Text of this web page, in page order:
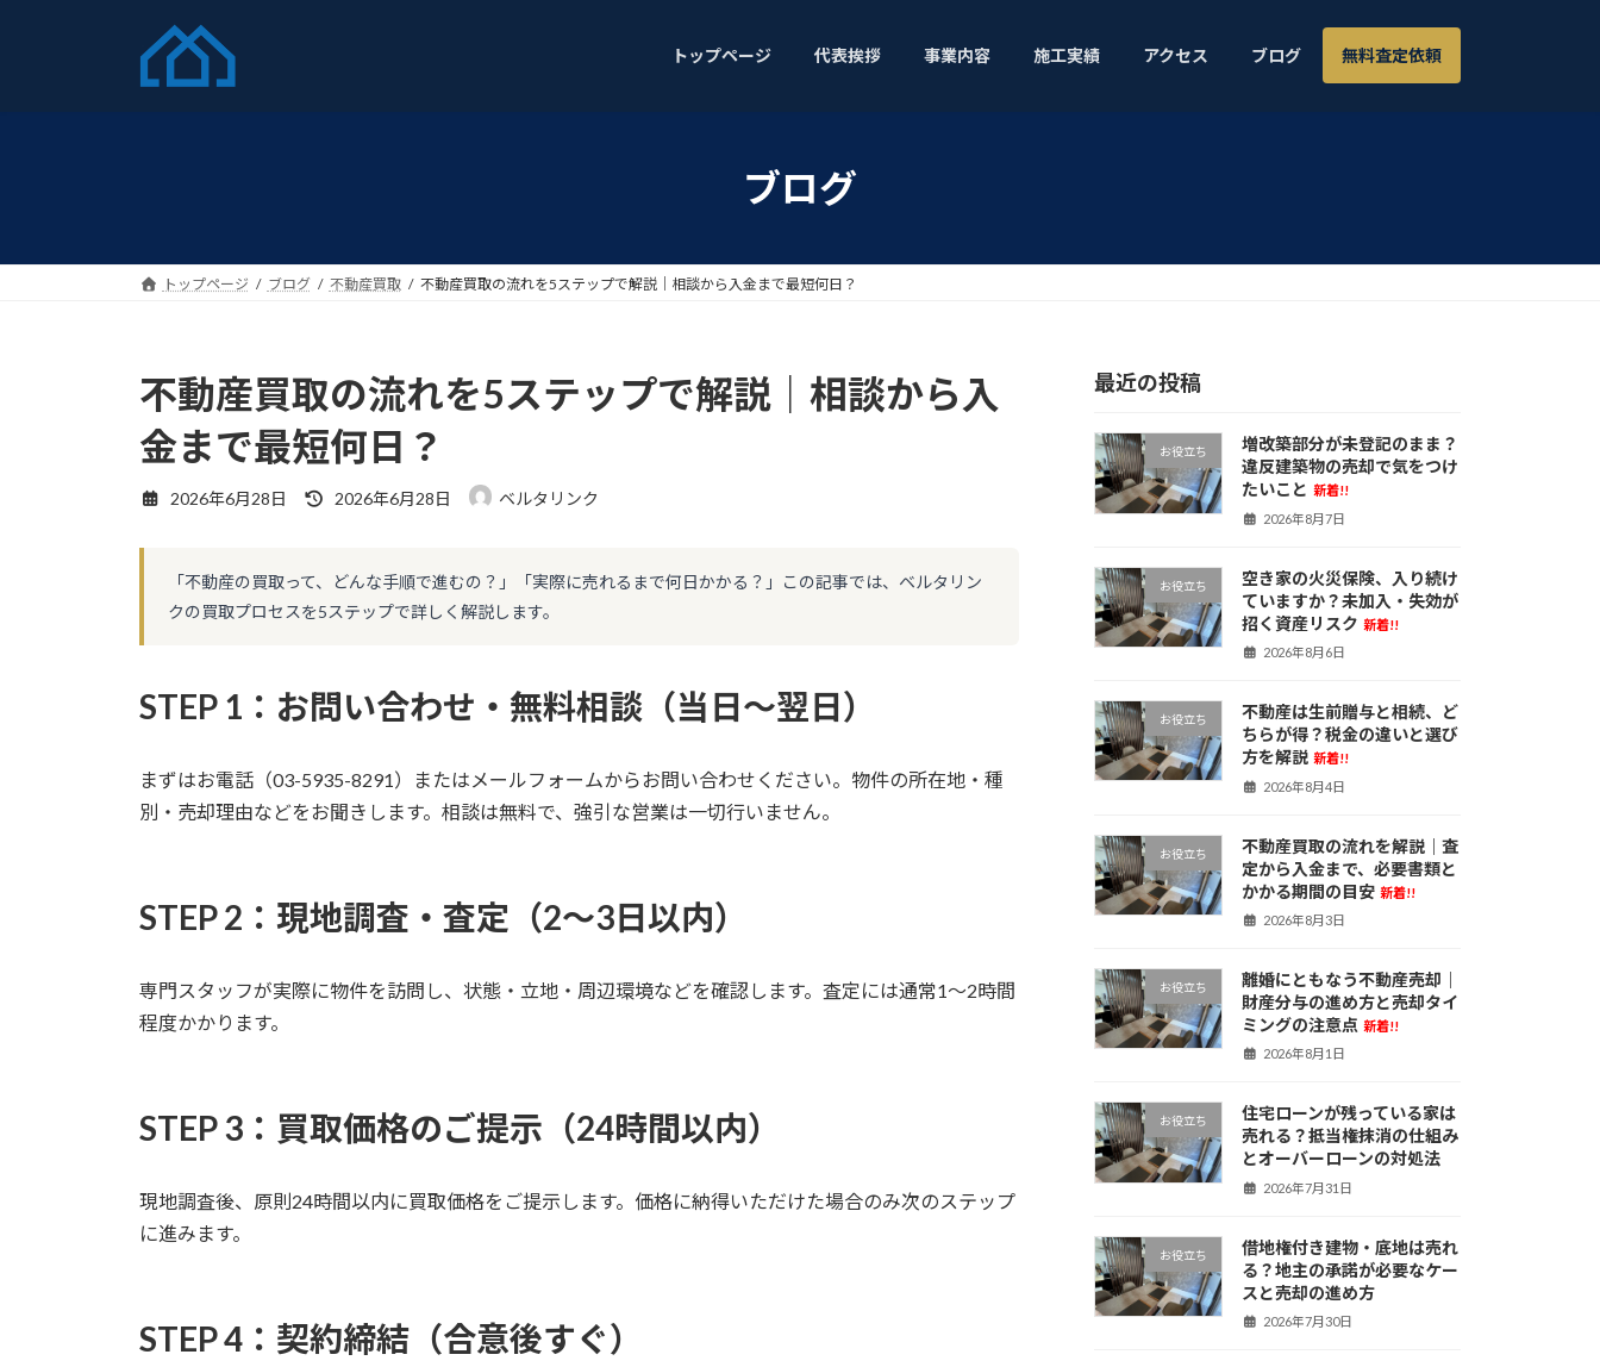
プ
動
トップページ 代表挨拶 事業内容 施工実績 アクセス ブログ 無料査定依頼
ブログ
トップページ ブログ 不動産買取 不動産買取の流れを5ステップで解説｜相談から入金まで最短何日？
不動産買取の流れを5ステップで解説｜相談から入
金まで最短何日？
2026年6月28日
最
日
時
2026年6月28日 ベルタリンク
「不動産の買取って、どんな手順で進むの？」「実際に売れるまで何日かかる？」この記事では、ベルタリン
クの買取プロセスを5ステップで詳しく解説します。
STEP 1：お問い合わせ・無料相談（当日〜翌日）
まずはお電話（03-5935-8291）またはメールフォームからお問い合わせください。物件の所在地・種
別・売却理由などをお聞きします。相談は無料で、強引な営業は一切行いません。
STEP 2：現地調査・査定（2〜3日以内）
専門スタッフが実際に物件を訪問し、状態・立地・周辺環境などを確認します。査定には通常1〜2時間
程度かかります。
STEP 3：買取価格のご提示（24時間以内）
現地調査後、原則24時間以内に買取価格をご提示します。価格に納得いただけた場合のみ次のステップ
に進みます。
STEP 4：契約締結（合意後すぐ）
最近の投稿
お役立ち
増改築部分が未登記のまま？
違反建築物の売却で気をつけ
たいこと 新着!!
2026年8月7日
お役立ち
空き家の火災保険、入り続け
ていますか？未加入・失効が
招く資産リスク 新着!!
2026年8月6日
お役立ち
不動産は生前贈与と相続、ど
ちらが得？税金の違いと選び
方を解説 新着!!
2026年8月4日
お役立ち
不動産買取の流れを解説｜査
定から入金まで、必要書類と
かかる期間の目安 新着!!
2026年8月3日
お役立ち
離婚にともなう不動産売却｜
財産分与の進め方と売却タイ
ミングの注意点 新着!!
2026年8月1日
お役立ち
住宅ローンが残っている家は
売れる？抵当権抹消の仕組み
とオーバーローンの対処法
2026年7月31日
お役立ち
借地権付き建物・底地は売れ
る？地主の承諾が必要なケー
スと売却の進め方
2026年7月30日